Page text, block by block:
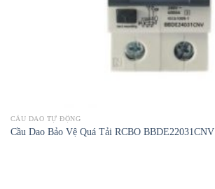
CẦU DAO TỰ ĐỘNG
Cầu Dao Bảo Vệ Quá Tải RCBO BBDE22031CNV